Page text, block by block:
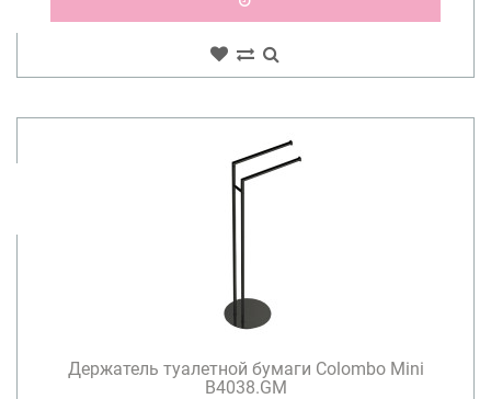
Держатель туалетной бумаги Colombo Mini
B4038.GM